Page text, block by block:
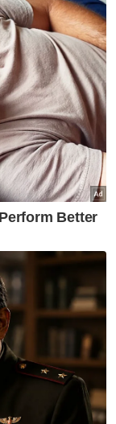
Pengurus
Mohamad
memberi
dalam
YBR telah
juta bagi
dan
negara.
RM3 juta